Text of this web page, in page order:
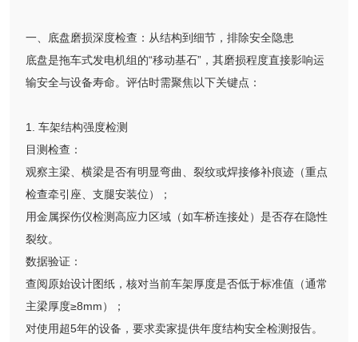
一、底盘磨损深度检查：从结构到细节，排除安全隐患
底盘是拖车式发电机组的“移动基石”，其磨损程度直接影响运
输安全与设备寿命。评估时需聚焦以下关键点：
1. 车架结构强度检测
目测检查：
观察主梁、横梁是否有明显弯曲、裂纹或焊接修补痕迹（重点
检查牵引座、支腿安装位）；
用金属探伤仪检测高应力区域（如车桥连接处）是否存在隐性
裂纹。
数据验证：
查阅原始设计图纸，核对当前车架厚度是否低于标准值（通常
主梁厚度≥8mm）；
对使用超5年的设备，要求卖家提供年度结构安全检测报告。